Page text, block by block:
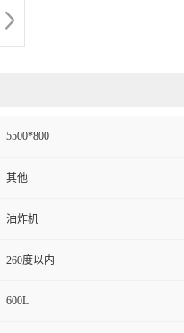
5500*800
其他
油炸机
260度以内
600L